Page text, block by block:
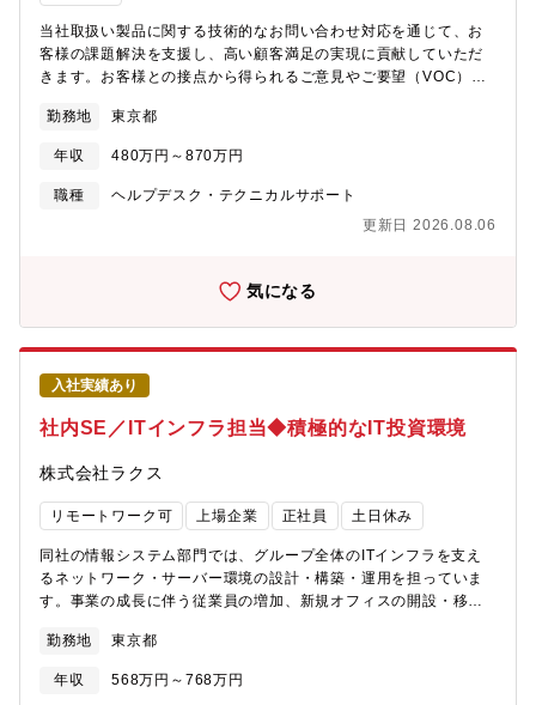
あります。それぞれが人として成長し、プロとして輝いてほしい
と考えています。あわせて、本ポジションでは、センサ／デバイ
ス×アルゴリズム×システムを横断的に捉え、構想段階から設計・
PoC（概念実証）にとどまらず、顧客提案や事業化手前のフェー
ズまでを自ら主導して推進する経験を通じて、技術を価値に結び
当社取扱い製品に関する技術的なお問い合わせ対応を通じて、お
客様の課題解決を支援し、高い顧客満足の実現に貢献していただ
きます。お客様との接点から得られるご意見やご要望（VOC）を
す。また、チームメンバーや関係部門と連携しながら、継続的な
業務改善活動にも参加いただきます。お客様の課題解決を通じて
直接感謝の声をいただける業務です。お問い合わせ対応、ナレッ
ジ整備、VOC活動を通じて顧客価値向上に貢献するとともに、将
す。▼取り扱い製品例：i-PRO ネットワークカメラ・関連商品
pro.com/products_and_solutions/ja/surveillance/products【求
める人物像】・課題解決に向けて主体的に取り組める方・新しい
技術や製品を積極的に学習できる方【勤務環境・働き方】・基本
出社となります（必要に応じて在宅勤務は相談可）・残業原則ご
ざいません
勤務地 東京都
年収 480万円～870万円
職種
ヘルプデスク・テクニカルサポート
更新日 2026.08.06
気になる
入社実績あり
社内SE／ITインフラ担当◆積極的なIT投資環境
株式会社ラクス
リモートワーク可 上場企業 正社員 土日休み
同社の情報システム部門では、グループ全体のITインフラを支え
るネットワーク・サーバー環境の設計・構築・運用を担っていま
す。事業の成長に伴う従業員の増加、新規オフィスの開設・移転
た環境変化に迅速かつ柔軟に対応し、安定したIT基盤を提供する
ため、インフラエンジニアの増員募集を行います。【ミッショ
ン】同部署は、ユーザーがいつでも快適に業務を遂行できるITイ
勤務地 東京都
年収 568万円～768万円